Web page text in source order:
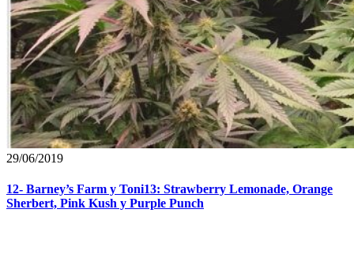
29/06/2019
12- Barney’s Farm y Toni13: Strawberry Lemonade, Orange
Sherbert, Pink Kush y Purple Punch